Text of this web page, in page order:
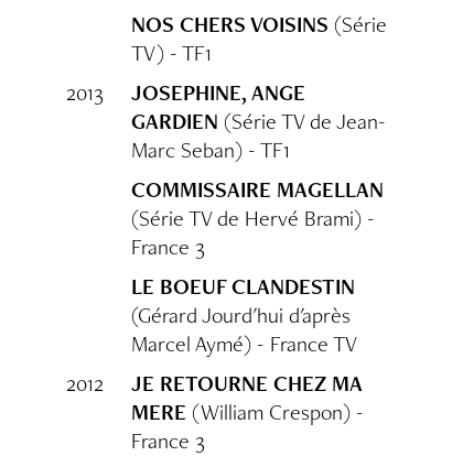
NOS CHERS VOISINS (Série
TV) - TF1
2013
JOSEPHINE, ANGE
GARDIEN (Série TV de Jean-
Marc Seban) - TF1
COMMISSAIRE MAGELLAN
(Série TV de Hervé Brami) -
France 3
LE BOEUF CLANDESTIN
(Gérard Jourd'hui d'après
Marcel Aymé) - France TV
2012
JE RETOURNE CHEZ MA
MERE (William Crespon) -
France 3